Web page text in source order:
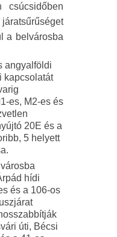
csúcsidőben
a belvárosba
angyalföldi
kapcsolatát
es, M2-es és
20E és a
5 helyett
hídi
és a 106-os
úti, Bécsi